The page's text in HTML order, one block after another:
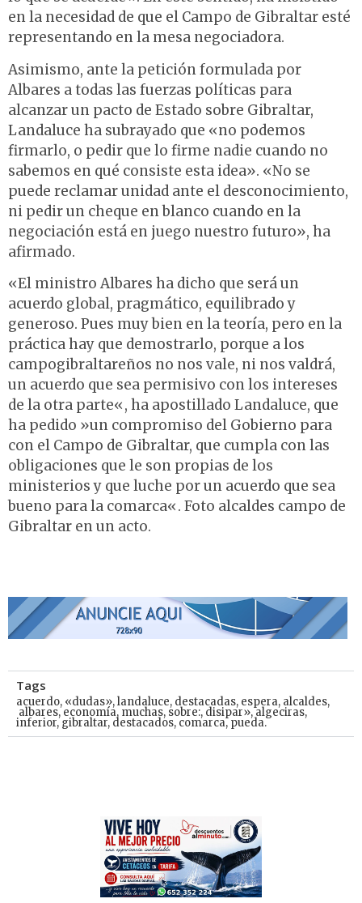
en la necesidad de que el Campo de Gibraltar esté
representando en la mesa negociadora.
Asimismo, ante la petición formulada por
Albares a todas las fuerzas políticas para
alcanzar un pacto de Estado sobre Gibraltar,
Landaluce ha subrayado que «no podemos
firmarlo, o pedir que lo firme nadie cuando no
sabemos en qué consiste esta idea». «No se
puede reclamar unidad ante el desconocimiento,
ni pedir un cheque en blanco cuando en la
negociación está en juego nuestro futuro», ha
afirmado.
«El ministro Albares ha dicho que será un
acuerdo global, pragmático, equilibrado y
generoso. Pues muy bien en la teoría, pero en la
práctica hay que demostrarlo, porque a los
campogibraltareños no nos vale, ni nos valdrá,
un acuerdo que sea permisivo con los intereses
de la otra parte«, ha apostillado Landaluce, que
ha pedido »un compromiso del Gobierno para
con el Campo de Gibraltar, que cumpla con las
obligaciones que le son propias de los
ministerios y que luche por un acuerdo que sea
bueno para la comarca«. Foto alcaldes campo de
Gibraltar en un acto.
Tags
acuerdo, «dudas»,landaluce, destacadas, espera, alcaldes,
albares,economía, muchas, sobre:, disipar»,algeciras,
inferior,gibraltar, destacados, comarca,pueda.